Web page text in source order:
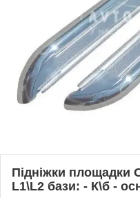
Підніжки площадки
L1\L2 бази: - К\б -